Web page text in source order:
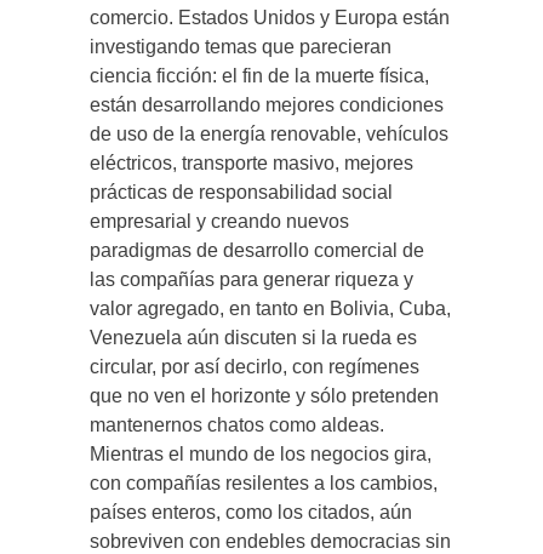
comercio. Estados Unidos y Europa están
investigando temas que parecieran
ciencia ficción: el fin de la muerte física,
están desarrollando mejores condiciones
de uso de la energía renovable, vehículos
eléctricos, transporte masivo, mejores
prácticas de responsabilidad social
empresarial y creando nuevos
paradigmas de desarrollo comercial de
las compañías para generar riqueza y
valor agregado, en tanto en Bolivia, Cuba,
Venezuela aún discuten si la rueda es
circular, por así decirlo, con regímenes
que no ven el horizonte y sólo pretenden
mantenernos chatos como aldeas.
Mientras el mundo de los negocios gira,
con compañías resilentes a los cambios,
países enteros, como los citados, aún
sobreviven con endebles democracias sin